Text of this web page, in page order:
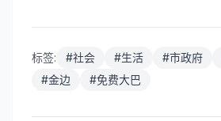
标签: #社会 #生活 #市政府
#金边 #免费大巴